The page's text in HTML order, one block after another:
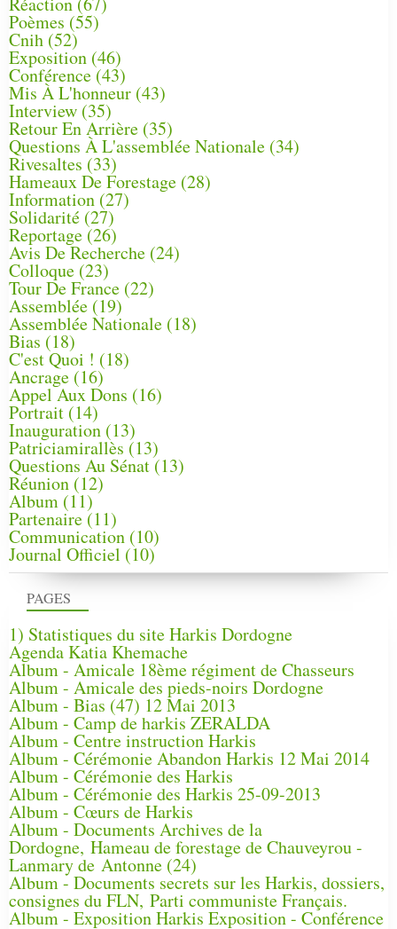
PAGES
1) Statistiques du site Harkis Dordogne
Agenda Katia Khemache
Album - Amicale 18ème régiment de Chasseurs
Album - Amicale des pieds-noirs Dordogne
Album - Bias (47) 12 Mai 2013
Album - Camp de harkis ZERALDA
Album - Centre instruction Harkis
Album - Cérémonie Abandon Harkis 12 Mai 2014
Album - Cérémonie des Harkis
Album - Cérémonie des Harkis 25-09-2013
Album - Cœurs de Harkis
Album - Documents Archives de la
Dordogne, Hameau de forestage de Chauveyrou -
Lanmary de Antonne (24)
Album - Documents secrets sur les Harkis, dossiers,
consignes du FLN, Parti communiste Français.
Album - Exposition Harkis Exposition - Conférence
Poèmes (55)
Cnih (52)
Exposition (46)
Conférence(43)
Mis À L'honneur (43)
Interview (35)
Retour En Arrière (35)
Questions À L'assemblée Nationale (34)
Rivesaltes (33)
Hameaux De Forestage (28)
Information (27)
Solidarité (27)
Reportage(26)
Avis De Recherche (24)
Colloque (23)
Tour De France (22)
Assemblée (19)
Assemblée Nationale (18)
Bias (18)
C'est Quoi ! (18)
Ancrage (16)
Appel Aux Dons (16)
Portrait (14)
Inauguration (13)
Patriciamirallès (13)
Questions Au Sénat(13)
Réunion (12)
Album (11)
Partenaire(11)
Communication (10)
Journal Officiel (10)